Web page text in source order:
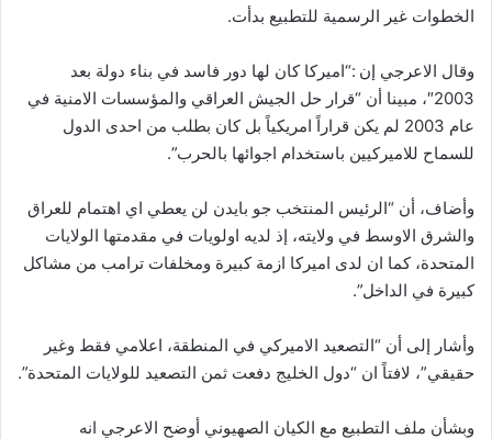
الخطوات غير الرسمية للتطبيع بدأت.
وقال الاعرجي إن :“اميركا كان لها دور فاسد في بناء دولة بعد
2003″، مبينا أن “قرار حل الجيش العراقي والمؤسسات الامنية في
عام 2003 لم يكن قراراً امريكياً بل كان بطلب من احدى الدول
للسماح للاميركيين باستخدام اجوائها بالحرب”.
وأضاف، أن “الرئيس المنتخب جو بايدن لن يعطي اي اهتمام للعراق
والشرق الاوسط في ولايته، إذ لديه اولويات في مقدمتها الولايات
المتحدة، كما ان لدى اميركا ازمة كبيرة ومخلفات ترامب من مشاكل
كبيرة في الداخل”.
وأشار إلى أن “التصعيد الاميركي في المنطقة، اعلامي فقط وغير
حقيقي”، لافتاً ان “دول الخليج دفعت ثمن التصعيد للولايات المتحدة”.
وبشأن ملف التطبيع مع الكيان الصهيوني أوضح الاعرجي انه